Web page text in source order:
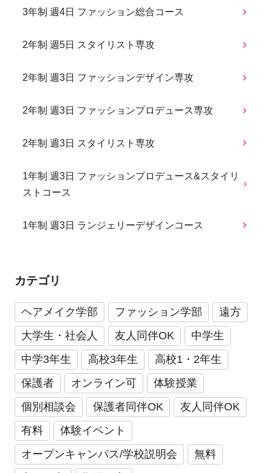
3年制 週4日 ファッション総合コース
2年制 週5日 スタイリスト専攻
2年制 週3日 ファッションデザイン専攻
2年制 週3日 ファッションプロデュース専攻
2年制 週3日 スタイリスト専攻
1年制 週3日 ファッションプロデュース&スタイリ
ストコース
1年制 週3日 ランジェリーデザインコース
カテゴリ
ヘアメイク学部 ファッション学部
遠方
大学生・社会人
友人同伴OK
中学生
中学3年生
高校3年生
高校1・2年生
保護者
オンライン可
体験授業
個別相談会
保護者同伴OK
友人同伴OK
有料
体験イベント
オープンキャンパス/学校説明会
無料